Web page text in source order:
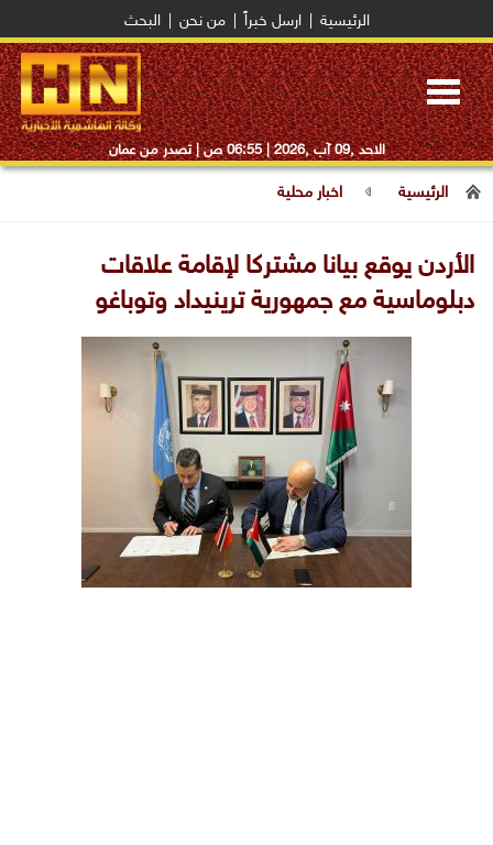
الرئيسية ارسل خبراً من نحن البحث
Toggle
navigation
الاحد ,09 آب ,2026 | 06:55 ص | تصدر من عمان
الرئيسية اخبار محلية
الأردن يوقع بيانا مشتركا لإقامة علاقات
دبلوماسية مع جمهورية ترينيداد وتوباغو